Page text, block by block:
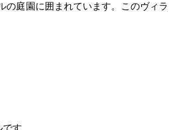
の庭園に囲まれています。このヴィラ
す。